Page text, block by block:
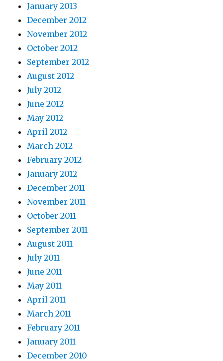
January 2013
December 2012
November 2012
October 2012
September 2012
August 2012
July 2012
June 2012
May 2012
April 2012
March 2012
February 2012
January 2012
December 2011
November 2011
October 2011
September 2011
August 2011
July 2011
June 2011
May 2011
April 2011
March 2011
February 2011
January 2011
December 2010